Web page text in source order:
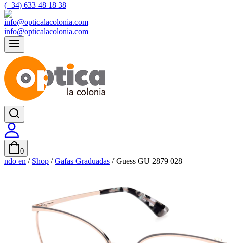
(+34) 633 48 18 38
info@opticalacolonia.com
0
ndo en / Shop / Gafas Graduadas / Guess GU 2879 028